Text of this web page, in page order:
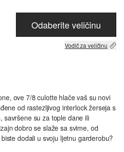
Odaberite veličinu
Vodič za veličinu
ove 7/8 culotte hlače vaš su novi
od rastezljivog interlock žerseja s
savršene su za tople dane ili
dobro se slaže sa svime, od
dodali u svoju ljetnu garderobu?